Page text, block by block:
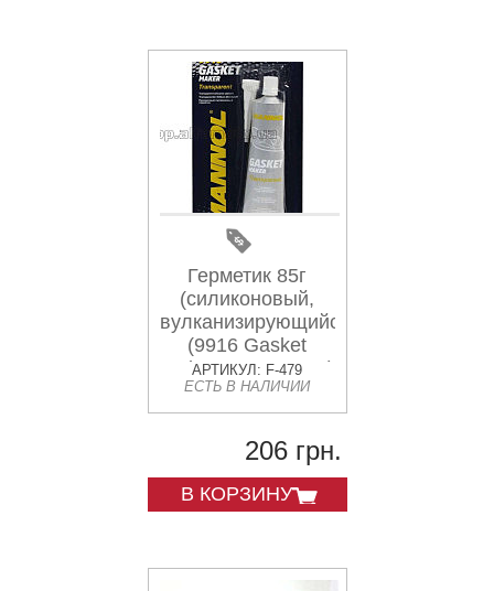
Герметик 85г
(силиконовый,
вулканизирующийся)
(9916 Gasket
Maker Transparent)
MANNOL
АРТИКУЛ: F-479
ЕСТЬ В НАЛИЧИИ
206 грн.
В КОРЗИНУ